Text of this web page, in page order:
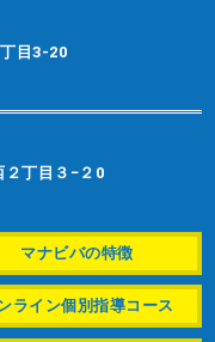
目3-20
丁目３−２0
マナビバの特徴
ライン個別指導コース